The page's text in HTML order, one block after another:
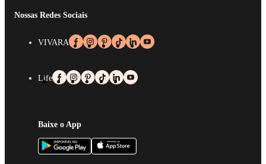
Nossas Redes Sociais
VIVARA
Life
Baixe o App